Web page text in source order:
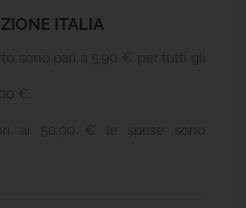
ITALIA
sono pari a 5,90 € per tutti gli
€.
ai 50,00 € le spese sono